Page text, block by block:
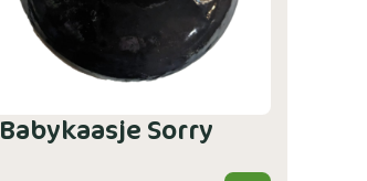
Babykaasje Sorry